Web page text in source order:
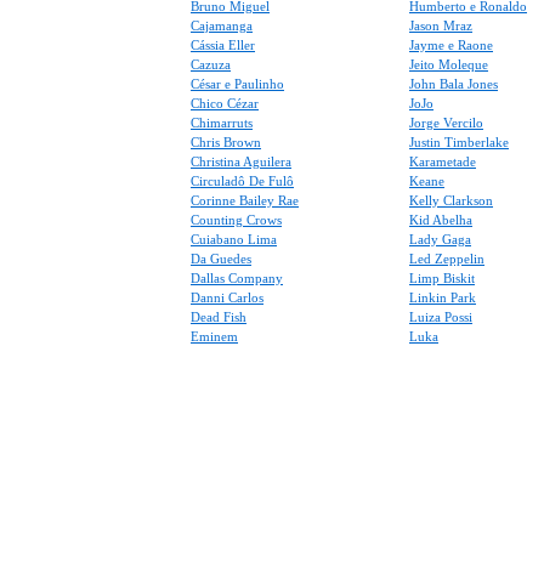
Bruno Miguel
Cajamanga
Cássia Eller
Cazuza
César e Paulinho
Chico Cézar
Chimarruts
Chris Brown
Christina Aguilera
Circuladô De Fulô
Corinne Bailey Rae
Counting Crows
Cuiabano Lima
Da Guedes
Dallas Company
Danni Carlos
Dead Fish
Eminem
Humberto e Ronaldo
Jason Mraz
Jayme e Raone
Jeito Moleque
John Bala Jones
JoJo
Jorge Vercilo
Justin Timberlake
Karametade
Keane
Kelly Clarkson
Kid Abelha
Lady Gaga
Led Zeppelin
Limp Biskit
Linkin Park
Luiza Possi
Luka